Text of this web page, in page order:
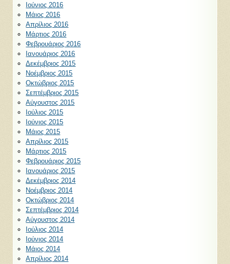
Ιούνιος 2016
Μάιος 2016
Απρίλιος 2016
Μάρτιος 2016
Φεβρουάριος 2016
Ιανουάριος 2016
Δεκέμβριος 2015
Νοέμβριος 2015
Οκτώβριος 2015
Σεπτέμβριος 2015
Αύγουστος 2015
Ιούλιος 2015
Ιούνιος 2015
Μάιος 2015
Απρίλιος 2015
Μάρτιος 2015
Φεβρουάριος 2015
Ιανουάριος 2015
Δεκέμβριος 2014
Νοέμβριος 2014
Οκτώβριος 2014
Σεπτέμβριος 2014
Αύγουστος 2014
Ιούλιος 2014
Ιούνιος 2014
Μάιος 2014
Απρίλιος 2014